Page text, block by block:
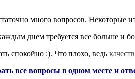
много вопросов. Некоторые
днем требуется все больше и
спокойно :). Что плохо, ведь
все вопросы в одном месте и